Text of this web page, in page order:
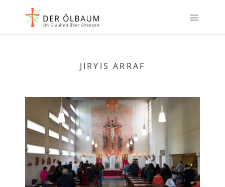
JIRYIS ARRAF